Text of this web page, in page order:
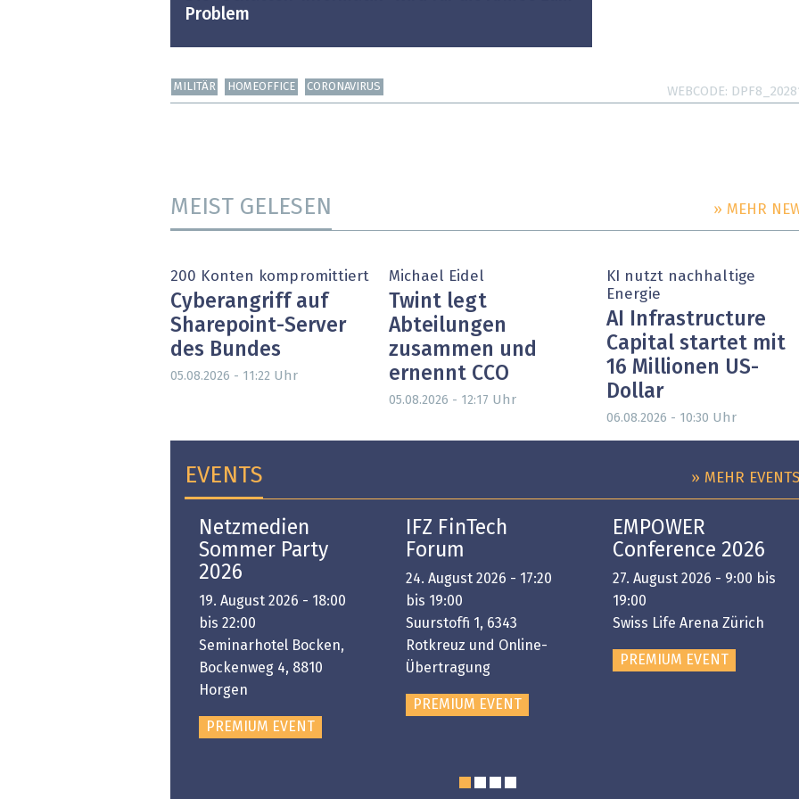
Problem
MILITÄR HOMEOFFICE CORONAVIRUS WEBCODE
MEIST GELESEN » MEHR
200 Konten kompromittiert
Cyberangriff auf
Sharepoint-Server
des Bundes
05.08.2026 - 11:22 Uhr
Michael Eidel
Twint legt
Abteilungen
zusammen und
ernennt CCO
05.08.2026 - 12:17 Uhr
KI nutzt nachhaltige
Energie
AI Infrastructure
Capital startet mit
16 Millionen US-
Dollar
06.08.2026 - 10:30 Uhr
EVENTS » MEHR EVENTS
Netzmedien
Sommer Party
2026
19. August 2026 - 18:00
bis 22:00
Seminarhotel Bocken,
Bockenweg 4, 8810
Horgen
PREMIUM EVENT
IFZ FinTech
Forum
24. August 2026 - 17:20
bis 19:00
Suurstoffi 1, 6343
Rotkreuz und Online-
Übertragung
PREMIUM EVENT
EMPOWER
Conference 2026
27. August 2026 - 9:00 bis
19:00
Swiss Life Arena Zürich
PREMIUM EVENT